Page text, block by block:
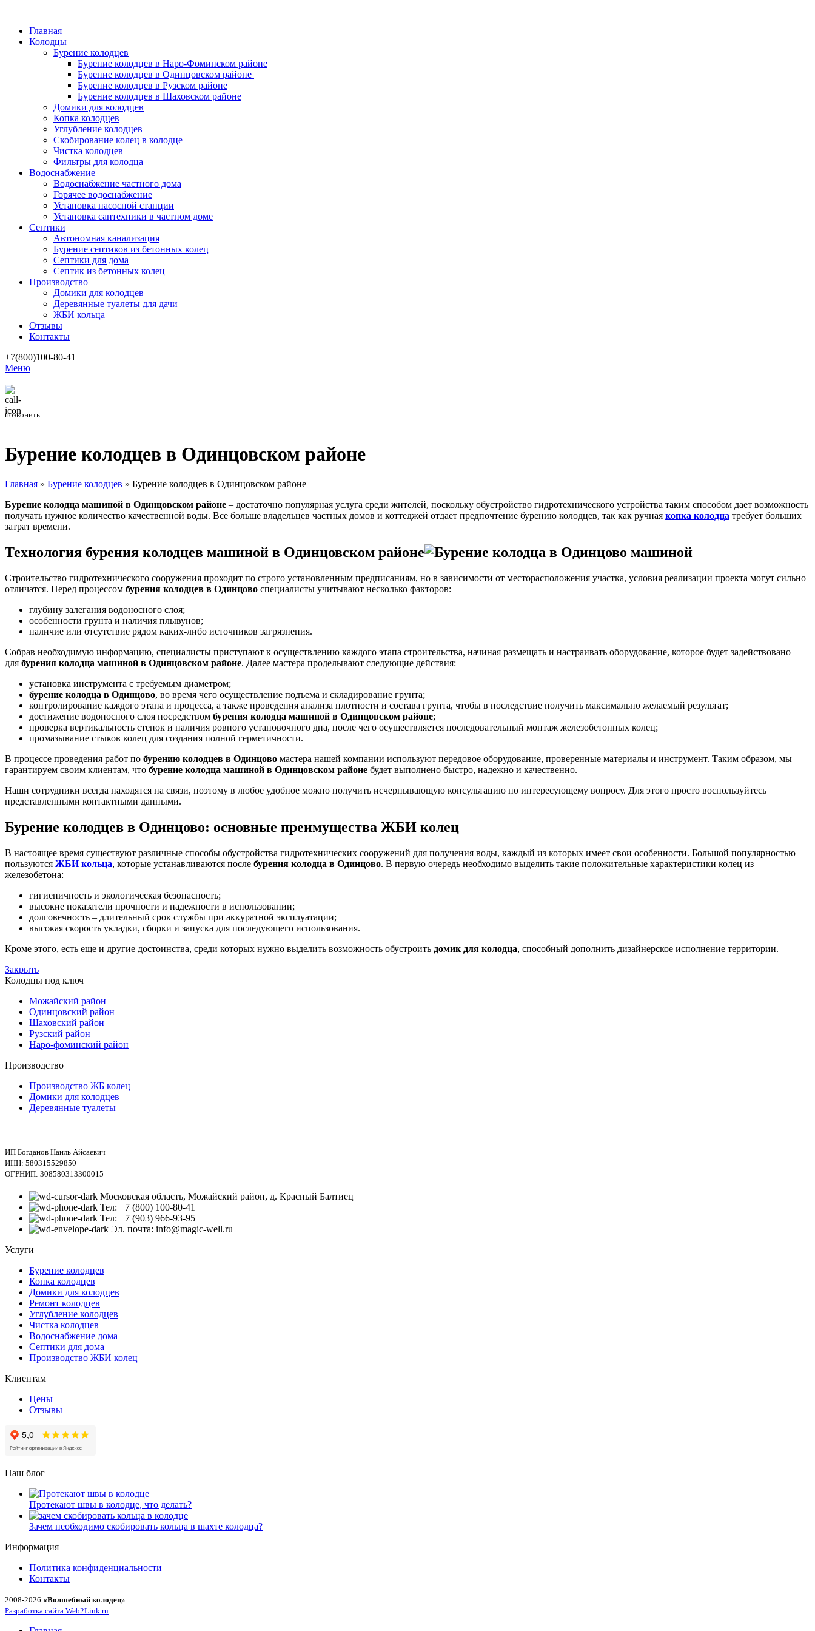
Главная
Колодцы
Бурение колодцев
Бурение колодцев в Наро-Фоминском районе
Бурение колодцев в Одинцовском районе
Бурение колодцев в Рузском районе
Бурение колодцев в Шаховском районе
Домики для колодцев
Копка колодцев
Углубление колодцев
Скобирование колец в колодце
Чистка колодцев
Фильтры для колодца
Водоснабжение
Водоснабжение частного дома
Горячее водоснабжение
Установка насосной станции
Установка сантехники в частном доме
Септики
Автономная канализация
Бурение септиков из бетонных колец
Септики для дома
Септик из бетонных колец
Производство
Домики для колодцев
Деревянные туалеты для дачи
ЖБИ кольца
Отзывы
Контакты
+7(800)100-80-41
Меню
позвонить
Бурение колодцев в Одинцовском районе
Главная » Бурение колодцев » Бурение колодцев в Одинцовском районе
Бурение колодца машиной в Одинцовском районе – достаточно популярная услуга среди жителей, поскольку обустройство гидротехнического устройства таким способом дает возможность
получать нужное количество качественной воды. Все больше владельцев частных домов и коттеджей отдает предпочтение бурению колодцев, так как ручная копка колодца требует больших
затрат времени.
Технология бурения колодцев машиной в Одинцовском районе
Строительство гидротехнического сооружения проходит по строго установленным предписаниям, но в зависимости от месторасположения участка, условия реализации проекта могут сильно
отличатся. Перед процессом бурения колодцев в Одинцово специалисты учитывают несколько факторов:
глубину залегания водоносного слоя;
особенности грунта и наличия плывунов;
наличие или отсутствие рядом каких-либо источников загрязнения.
Собрав необходимую информацию, специалисты приступают к осуществлению каждого этапа строительства, начиная размещать и настраивать оборудование, которое будет задействовано
для бурения колодца машиной в Одинцовском районе. Далее мастера проделывают следующие действия:
установка инструмента с требуемым диаметром;
бурение колодца в Одинцово, во время чего осуществление подъема и складирование грунта;
контролирование каждого этапа и процесса, а также проведения анализа плотности и состава грунта, чтобы в последствие получить максимально желаемый результат;
достижение водоносного слоя посредством бурения колодца машиной в Одинцовском районе;
проверка вертикальность стенок и наличия ровного установочного дна, после чего осуществляется последовательный монтаж железобетонных колец;
промазывание стыков колец для создания полной герметичности.
В процессе проведения работ по бурению колодцев в Одинцово мастера нашей компании используют передовое оборудование, проверенные материалы и инструмент. Таким образом, мы
гарантируем своим клиентам, что бурение колодца машиной в Одинцовском районе будет выполнено быстро, надежно и качественно.
Наши сотрудники всегда находятся на связи, поэтому в любое удобное можно получить исчерпывающую консультацию по интересующему вопросу. Для этого просто воспользуйтесь
представленными контактными данными.
Бурение колодцев в Одинцово: основные преимущества ЖБИ колец
В настоящее время существуют различные способы обустройства гидротехнических сооружений для получения воды, каждый из которых имеет свои особенности. Большой популярностью
пользуются ЖБИ кольца, которые устанавливаются после бурения колодца в Одинцово. В первую очередь необходимо выделить такие положительные характеристики колец из
железобетона:
гигиеничность и экологическая безопасность;
высокие показатели прочности и надежности в использовании;
долговечность – длительный срок службы при аккуратной эксплуатации;
высокая скорость укладки, сборки и запуска для последующего использования.
Кроме этого, есть еще и другие достоинства, среди которых нужно выделить возможность обустроить домик для колодца, способный дополнить дизайнерское исполнение территории.
Закрыть
Колодцы под ключ
Можайский район
Одинцовский район
Шаховский район
Рузский район
Наро-фоминский район
Производство
Производство ЖБ колец
Домики для колодцев
Деревянные туалеты
ИП Богданов Наиль Айсаевич
ИНН: 580315529850
ОГРНИП: 308580313300015
Московская область, Можайский район, д. Красный Балтиец
Тел: +7 (800) 100-80-41
Тел: +7 (903) 966-93-95
Эл. почта: info@magic-well.ru
Услуги
Бурение колодцев
Копка колодцев
Домики для колодцев
Ремонт колодцев
Углубление колодцев
Чистка колодцев
Водоснабжение дома
Септики для дома
Производство ЖБИ колец
Клиентам
Цены
Отзывы
Наш блог
Протекают швы в колодце, что делать?
Зачем необходимо скобировать кольца в шахте колодца?
Информация
Политика конфиденциальности
Контакты
2008-2026 «Волшебный колодец»
Разработка сайта Web2Link.ru